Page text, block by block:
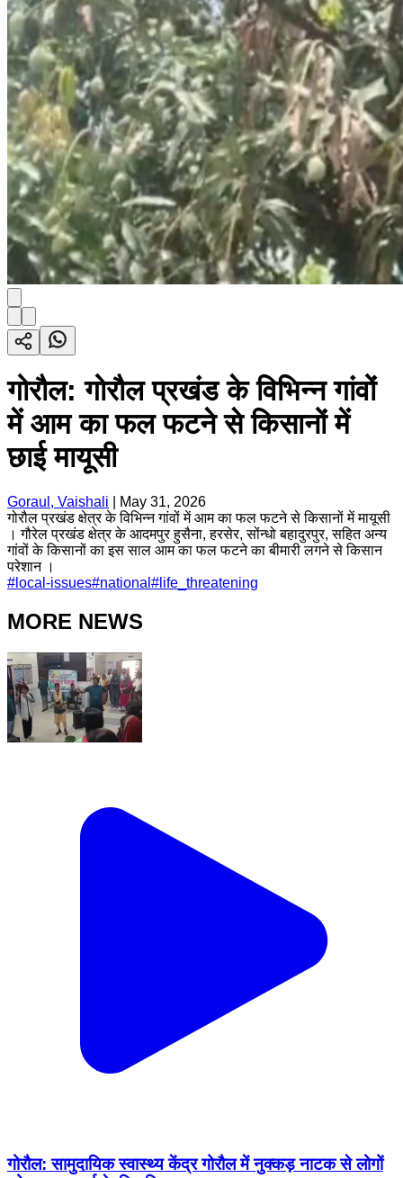
गोरौल: गोरौल प्रखंड के विभिन्न गांवों
में आम का फल फटने से किसानों में
छाई मायूसी
Goraul, Vaishali
May 31, 2026
गोरौल प्रखंड क्षेत्र के विभिन्न गांवों में आम का फल फटने से किसानों में मायूसी
। गौरेल प्रखंड क्षेत्र के आदमपुर हुसैना, हरसेर, सोंन्धो बहादुरपुर, सहित अन्य
गांवों के किसानों का इस साल आम का फल फटने का बीमारी लगने से किसान
परेशान ।
# local-issues#national # life_threatening
MORE NEWS
गोरौल: सामुदायिक स्वास्थ्य केंद्र गोरौल में नुक्कड़ नाटक से लोगों